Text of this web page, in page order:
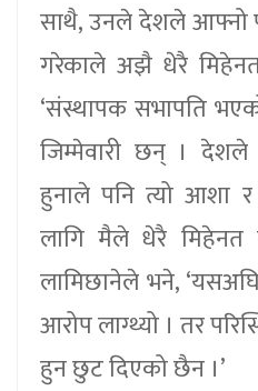
साथै, उनले देशले आफ्नो
गरेकाले अझै धेरै मिहेनत
‘संस्थापक सभापति
जिम्मेवारी छन् ।
हुनाले पनि त्यो आशा
लागि मैले धेरै मिहेनत
लामिछानेले भने,
आरोप लाग्थ्यो । तर
हुन छुट दिएको छैन ।’